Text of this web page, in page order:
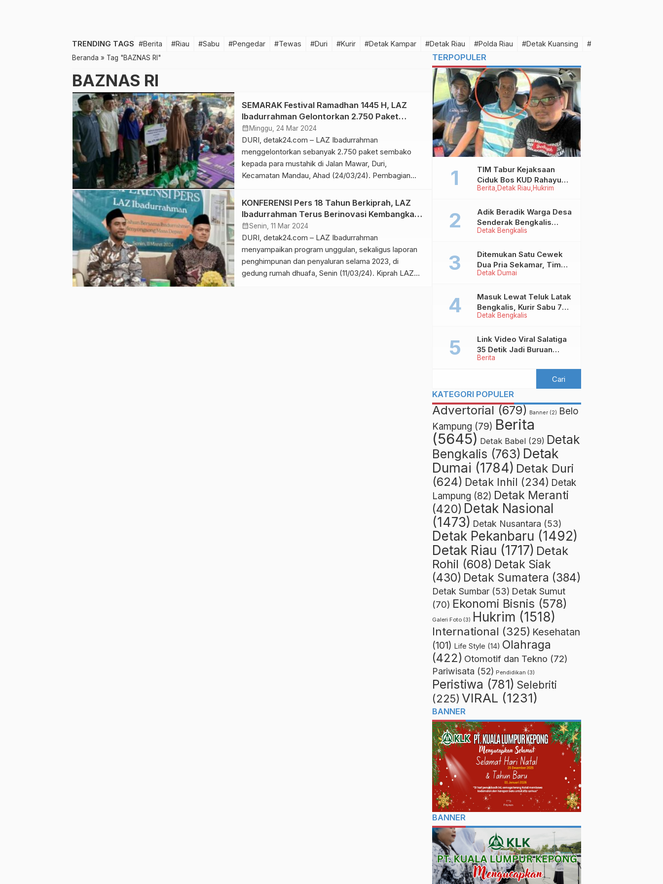
TRENDING TAGS #Berita #Riau #Sabu #Pengedar #Tewas #Duri #Kurir #Detak Kampar #Detak Riau #Polda Riau #Detak Kuansing #Detak Pelalawan
Beranda » Tag "BAZNAS RI"
BAZNAS RI
SEMARAK Festival Ramadhan 1445 H, LAZ
Ibadurrahman Gelontorkan 2.750 Paket
Sembako
calendar_month Minggu, 24 Mar 2024
DURI, detak24.com – LAZ Ibadurrahman
menggelontorkan sebanyak 2.750 paket sembako
kepada para mustahik di Jalan Mawar, Duri,
Kecamatan Mandau, Ahad (24/03/24). Pembagian
merupakan bagian dari kegiatan yang sama serentak
di seluruh Indonesia melibatkan UPZ, LAZ, Baznas
dan Kementrian Agama RI, telah dimulai 22 Maret
2024. “Untuk di […]
KONFERENSI Pers 18 Tahun Berkiprah, LAZ
Ibadurrahman Terus Berinovasi Kembangkan
Program Bermanfaat
calendar_monthSenin, 11 Mar 2024
DURI, detak24.com – LAZ Ibadurrahman
menyampaikan program unggulan, sekaligus laporan
penghimpunan dan penyaluran selama 2023, di
gedung rumah dhuafa, Senin (11/03/24). Kiprah LAZ
TERPOPULER
Berita Detak Riau Hukrim
TIM Tabur Kejaksaan
Ciduk Bos KUD Rahayu
Makmur Inhu di Kalbar,
Rp2,8 M
Detak Bengkalis
Adik Beradik Warga Desa
Senderak Bengkalis
‘Ditendang’ ke Malaysia,
Detak Dumai
Ditemukan Satu Cewek
Dua Pria Sekamar, Tim
Yustisi Dumai Garuk
Mesum
Detak Bengkalis
Masuk Lewat Teluk Latak
Bengkalis, Kurir Sabu 7
Kilo Diringkus di
Berita
Link Video Viral Salatiga
35 Detik Jadi Buruan
Netizen
KATEGORI POPULER
Advertorial (679) Banner (2) Belo
Kampung (79) Berita
(5645) Detak Babel (29) Detak
Bengkalis (763) Detak
Dumai (1784) Detak Duri
(624) Detak Inhil (234) Detak
Lampung (82) Detak Meranti
(420) Detak Nasional
(1473) Detak Nusantara (53)
Detak Pekanbaru (1492)
Detak Riau (1717) Detak
Rohil (608) Detak Siak
(430) Detak Sumatera (384)
Detak Sumbar (53) Detak Sumut
(70) Ekonomi Bisnis (578)
Galeri Foto (3) Hukrim (1518)
International (325) Kesehatan
(101) Life Style (14) Olahraga
(422) Otomotif dan Tekno (72)
Pariwisata (52) Pendidikan (3)
Peristiwa (781) Selebriti
(225) VIRAL (1231)
BANNER
BANNER